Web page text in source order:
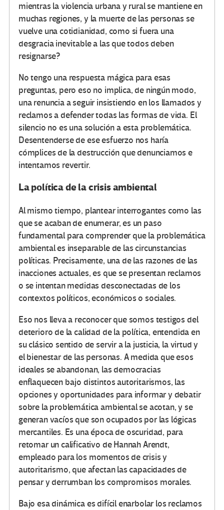
mientras la violencia urbana y rural se mantiene en
muchas regiones, y la muerte de las personas se
vuelve una cotidianidad, como si fuera una
desgracia inevitable a las que todos deben
resignarse?
No tengo una respuesta mágica para esas
preguntas, pero eso no implica, de ningún modo,
una renuncia a seguir insistiendo en los llamados y
reclamos a defender todas las formas de vida. El
silencio no es una solución a esta problemática.
Desentenderse de ese esfuerzo nos haría
cómplices de la destrucción que denunciamos e
intentamos revertir.
La política de la crisis ambiental
Al mismo tiempo, plantear interrogantes como las
que se acaban de enumerar, es un paso
fundamental para comprender que la problemática
ambiental es inseparable de las circunstancias
políticas. Precisamente, una de las razones de las
inacciones actuales, es que se presentan reclamos
o se intentan medidas desconectadas de los
contextos políticos, económicos o sociales.
Eso nos lleva a reconocer que somos testigos del
deterioro de la calidad de la política, entendida en
su clásico sentido de servir a la justicia, la virtud y
el bienestar de las personas. A medida que esos
ideales se abandonan, las democracias
enflaquecen bajo distintos autoritarismos, las
opciones y oportunidades para informar y debatir
sobre la problemática ambiental se acotan, y se
generan vacíos que son ocupados por las lógicas
mercantiles. Es una época de oscuridad, para
retomar un calificativo de Hannah Arendt,
empleado para los momentos de crisis y
autoritarismo, que afectan las capacidades de
pensar y derrumban los compromisos morales.
Bajo esa dinámica es difícil enarbolar los reclamos